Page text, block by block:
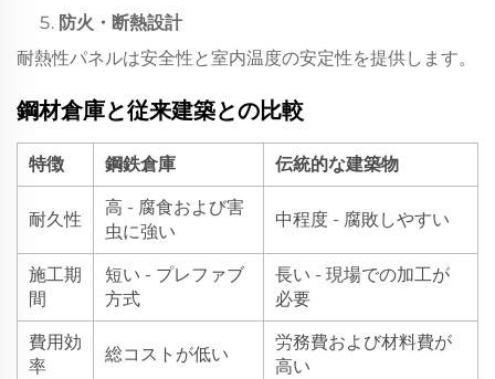
防火・断熱設計
耐熱性パネルは安全性と室内温度の安定性を提供します。
鋼材倉庫と従来建築との比較
特徴 鋼鉄倉庫 伝統的な建築物
耐久性
高 - 腐食および害
虫に強い
中程度 - 腐敗しやすい
施工期
間
短い - プレファブ
方式
長い - 現場での加工が
必要
費用効
率
総コストが低い
労務費および材料費が
高い